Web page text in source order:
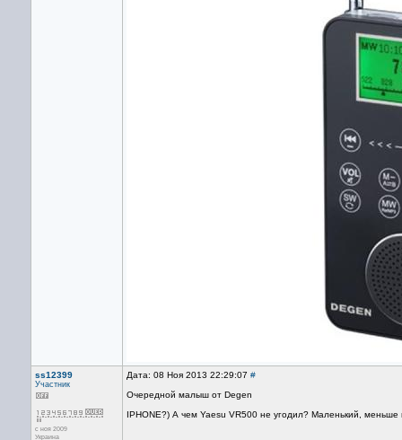
ss12399
Участник
с ноя 2009
Украина
Дата: 08 Ноя 2013 22:29:07 #
Очередной малыш от Degen
IPHONE?) А чем Yaesu VR500 не угодил? Маленький,